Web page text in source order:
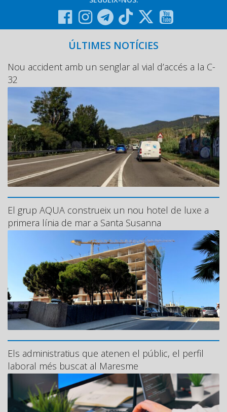
ÚLTIMES NOTÍCIES
Nou accident amb un senglar al vial d’accés a la C-
32
El grup AQUA construeix un nou hotel de luxe a
primera línia de mar a Santa Susanna
Els administratius que atenen el públic, el perfil
laboral més buscat al Maresme